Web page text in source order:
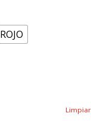
ROJO
Limpiar